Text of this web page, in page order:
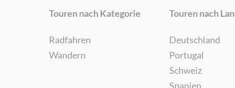
Touren nach Kategorie
Radfahren
Wandern
Touren nach
Deutschland
Portugal
Schweiz
Spanien